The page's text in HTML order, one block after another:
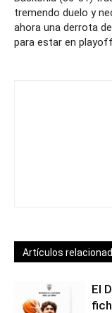
tremendo duelo y
ahora una derrota
para estar en
Artículos
El